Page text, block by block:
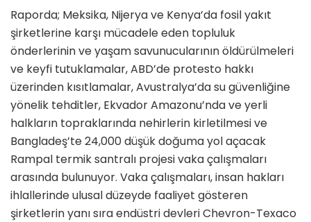
Raporda; Meksika, Nijerya ve Kenya’da fosil yakıt
şirketlerine karşı mücadele eden topluluk
önderlerinin ve yaşam savunucularının öldürülmeleri
ve keyfi tutuklamalar, ABD’de protesto hakkı
üzerinden kısıtlamalar, Avustralya’da su güvenliğine
yönelik tehditler, Ekvador Amazonu’nda ve yerli
halkların topraklarında nehirlerin kirletilmesi ve
Bangladeş’te 24,000 düşük doğuma yol açacak
Rampal termik santralı projesi vaka çalışmaları
arasında bulunuyor. Vaka çalışmaları, insan hakları
ihlallerinde ulusal düzeyde faaliyet gösteren
şirketlerin yanı sıra endüstri devleri Chevron-Texaco